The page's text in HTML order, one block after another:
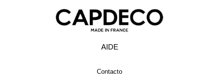
AIDE
Contacto